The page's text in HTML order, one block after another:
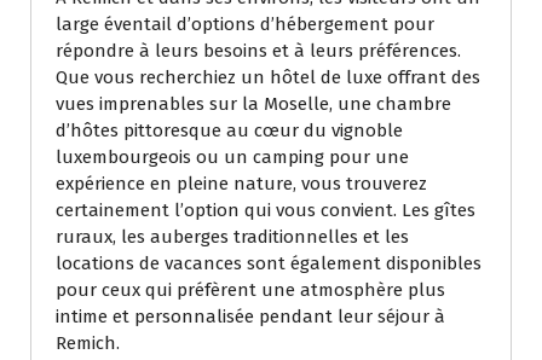
large éventail d’options d’hébergement pour
répondre à leurs besoins et à leurs préférences.
Que vous recherchiez un hôtel de luxe offrant des
vues imprenables sur la Moselle, une chambre
d’hôtes pittoresque au cœur du vignoble
luxembourgeois ou un camping pour une
expérience en pleine nature, vous trouverez
certainement l’option qui vous convient. Les gîtes
ruraux, les auberges traditionnelles et les
locations de vacances sont également disponibles
pour ceux qui préfèrent une atmosphère plus
intime et personnalisée pendant leur séjour à
Remich.